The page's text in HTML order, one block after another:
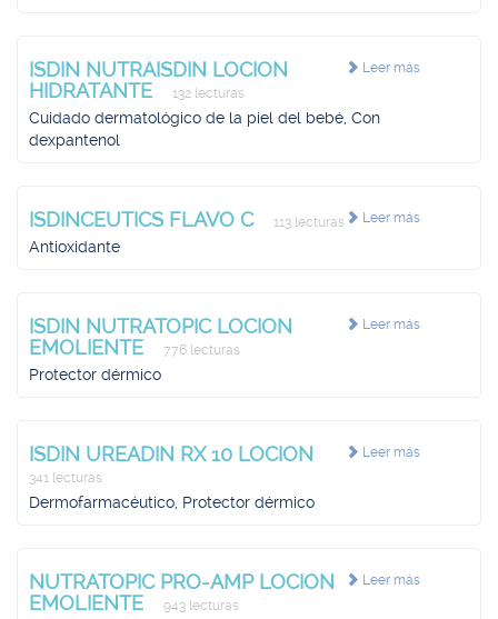
Leer más
ISDIN NUTRAISDIN LOCION
HIDRATANTE
132 lecturas
Cuidado dermatológico de la piel del bebé, Con
dexpantenol
Leer más
ISDINCEUTICS FLAVO C 113 lecturas
Antioxidante
Leer más
ISDIN NUTRATOPIC LOCION
EMOLIENTE
776 lecturas
Protector dérmico
Leer más
ISDIN UREADIN RX 10 LOCION
341 lecturas
Dermofarmacéutico, Protector dérmico
Leer más
NUTRATOPIC PRO-AMP LOCION
EMOLIENTE
943 lecturas